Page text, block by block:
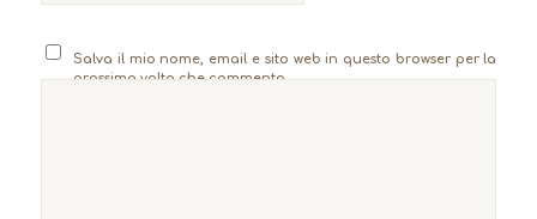
Salva il mio nome, email e sito web in questo browser per la
prossima volta che commento.